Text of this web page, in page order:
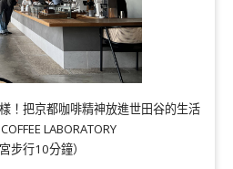
！把京都咖啡精神放進世田谷的生活
LABORATORY
步行10分鐘）